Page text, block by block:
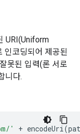
URI(Uniform
인코딩되어 제공된
못된 입력(론 서로
니다.
' + encodeUri(